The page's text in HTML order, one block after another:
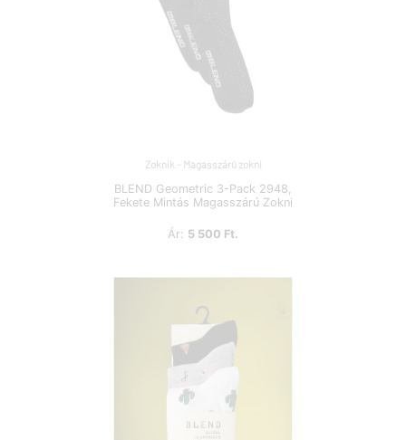
Zoknik - Magasszárú zokni
BLEND Geometric 3-Pack 2948,
Fekete Mintás Magasszárú Zokni
Ár: 5 500 Ft.